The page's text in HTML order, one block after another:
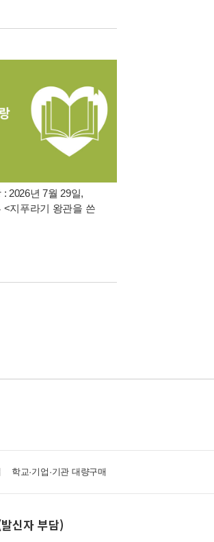
2026년 7월 29일,
<지푸라기 왕관을 쓴
학교·기업·기관 대량구매
신자 부담)